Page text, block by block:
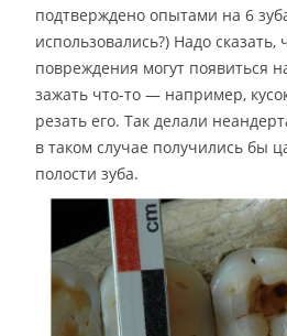
подтверждено опытами на 6
использовались?) Надо сказать,
повреждения могут появиться
зажать что-то — например,
резать его. Так делали
в таком случае получились бы
полости зуба.